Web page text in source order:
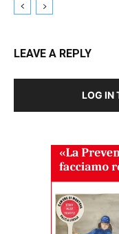
LEAVE A REPLY
LOG IN